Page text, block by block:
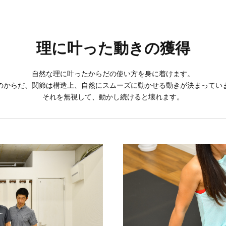
理に叶った動きの獲得
自然な理に叶ったからだの使い方を身に着けます。
からだ、関節は構造上、自然にスムーズに動かせる動きが決まってい
それを無視して、動かし続けると壊れます。